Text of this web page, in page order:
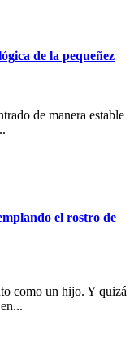
de la pequeñez
de manera estable
el rostro de
como un hijo. Y quizá